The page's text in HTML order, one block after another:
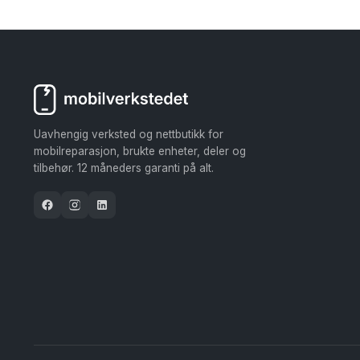
Uavhengig verksted og nettbutikk for
mobilreparasjon, brukte enheter, deler og
tilbehør. 12 måneders garanti på alt.